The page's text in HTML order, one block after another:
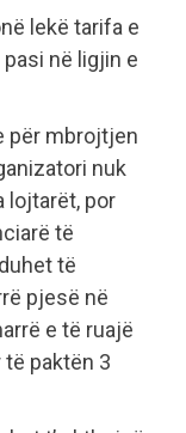
lekë tarifa e
në ligjin e
për mbrojtjen
nuk
lojtarët, por
të
të
pjesë në
e të ruajë
paktën 3